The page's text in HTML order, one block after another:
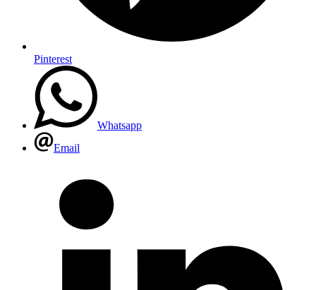
Pinterest
Whatsapp
Email